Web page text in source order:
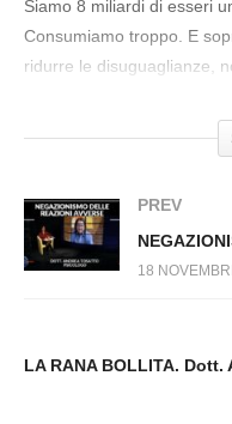
MISSILI IN
dal Virus n.354.SP
Siamo 8 miliardi di esseri
Consumiamo troppo. E
ridurre le disuguaglianze,
PREV
18